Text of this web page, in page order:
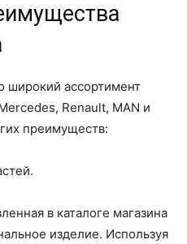
широкий ассортимент
Renault, MAN и
преимуществ:
в каталоге магазина
изделие. Используя